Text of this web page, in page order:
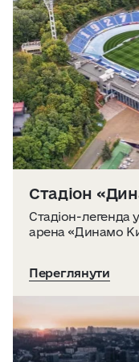
Стадіон
Стадіон-легенда
арена «Динамо
Переглянути